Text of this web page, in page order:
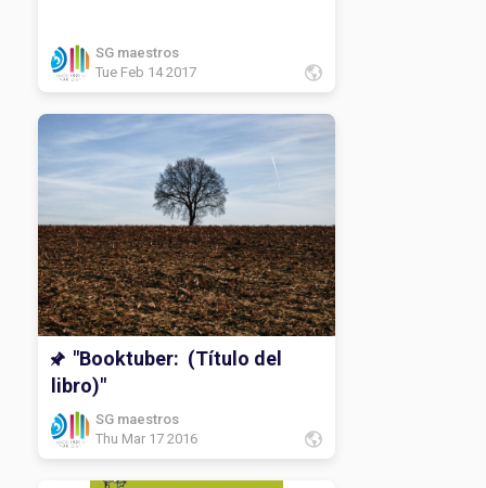
SG maestros
Tue Feb 14 2017
"Booktuber: (Título del
libro)"
SG maestros
Thu Mar 17 2016